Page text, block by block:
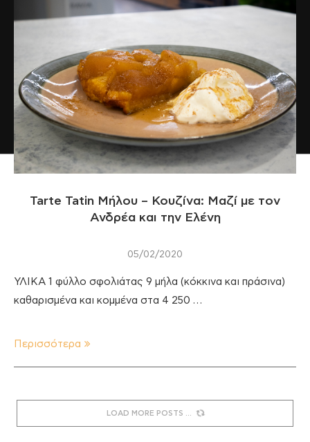
Tarte Tatin Μήλου – Κουζίνα: Μαζί με τον
Ανδρέα και την Ελένη
05/02/2020
ΥΛΙΚΑ 1 φύλλο σφολιάτας 9 μήλα (κόκκινα και πράσινα)
καθαρισμένα και κομμένα στα 4 250 …
Περισσότερα
LOAD MORE POSTS